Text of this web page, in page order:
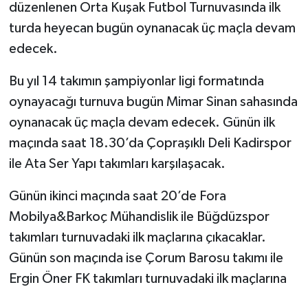
düzenlenen Orta Kuşak Futbol Turnuvasında ilk
turda heyecan bugün oynanacak üç maçla devam
edecek.
Bu yıl 14 takımın şampiyonlar ligi formatında
oynayacağı turnuva bugün Mimar Sinan sahasında
oynanacak üç maçla devam edecek. Günün ilk
maçında saat 18.30’da Çopraşıklı Deli Kadirspor
ile Ata Ser Yapı takımları karşılaşacak.
Günün ikinci maçında saat 20’de Fora
Mobilya&Barkoç Mühandislik ile Büğdüzspor
takımları turnuvadaki ilk maçlarına çıkacaklar.
Günün son maçında ise Çorum Barosu takımı ile
Ergin Öner FK takımları turnuvadaki ilk maçlarına